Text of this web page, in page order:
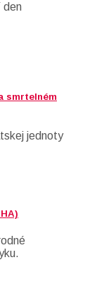
den
smrtelném
jednoty